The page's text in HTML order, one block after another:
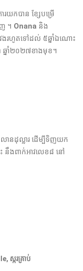
ារ​យក​បាន​ ខ្សែ​បម្រើ​
។ Onana និង​
វែង​រហូត​ទៅ​ដល់​ ៥ឆ្នាំ​ឯណោះ​
ឆ្នាំ​២០២៧​ខាង​មុខ​។
ន​ដុល្លារ​ ដើម្បី​ទិញ​យក​
នឹង​ពាក់​អាវ​លេខ​៨ នៅ​
ស្ករគ្រាប់